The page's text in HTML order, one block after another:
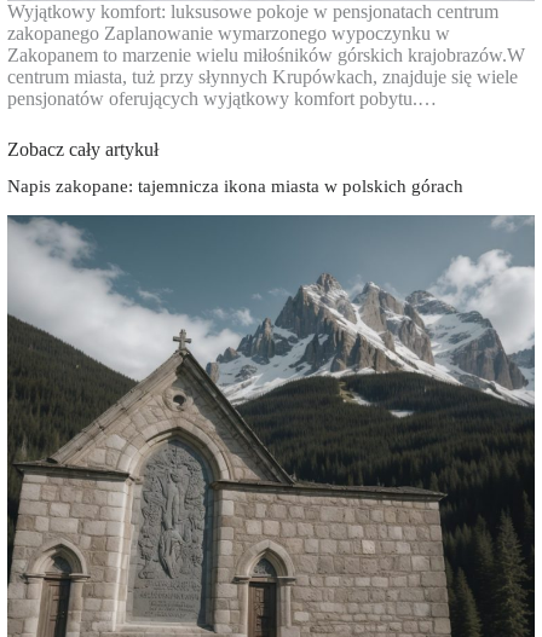
Wyjątkowy komfort: luksusowe pokoje w pensjonatach centrum
zakopanego Zaplanowanie wymarzonego wypoczynku w
Zakopanem to marzenie wielu miłośników górskich krajobrazów.W
centrum miasta, tuż przy słynnych Krupówkach, znajduje się wiele
pensjonatów oferujących wyjątkowy komfort pobytu.…
Zobacz cały artykuł
Napis zakopane: tajemnicza ikona miasta w polskich górach